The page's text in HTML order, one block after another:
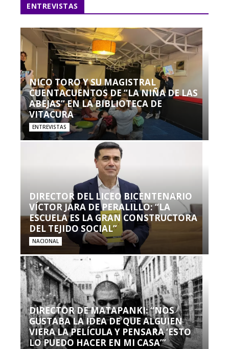
ENTREVISTAS
NICO TORO Y SU MAGISTRAL
CUENTACUENTOS DE “LA NIÑA DE LAS
ABEJAS” EN LA BIBLIOTECA DE
VITACURA
ENTREVISTAS
DIRECTOR DEL LICEO BICENTENARIO
VÍCTOR JARA DE PERALILLO: “LA
ESCUELA ES LA GRAN CONSTRUCTORA
DEL TEJIDO SOCIAL”
NACIONAL
DIRECTOR DE MATAPANKI: “NOS
GUSTABA LA IDEA DE QUE ALGUIEN
VIERA LA PELÍCULA Y PENSARA ‘ESTO
LO PUEDO HACER EN MI CASA’”